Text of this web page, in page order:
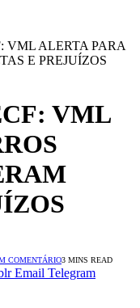
VML ALERTA PARA
E PREJUÍZOS
VML
COMENTÁRIO3 MINS READ
Email Telegram